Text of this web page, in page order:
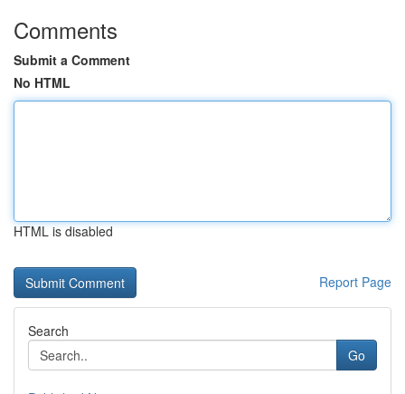
Comments
Submit a Comment
No HTML
HTML is disabled
Report Page
Search
Go